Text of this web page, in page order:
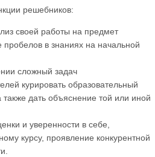
решебников:
своей работы на предмет
в знаниях на начальной
сложный задач
курировать образовательный
также дать объяснение той или иной
и уверенности в себе,
курсу, проявление конкурентной